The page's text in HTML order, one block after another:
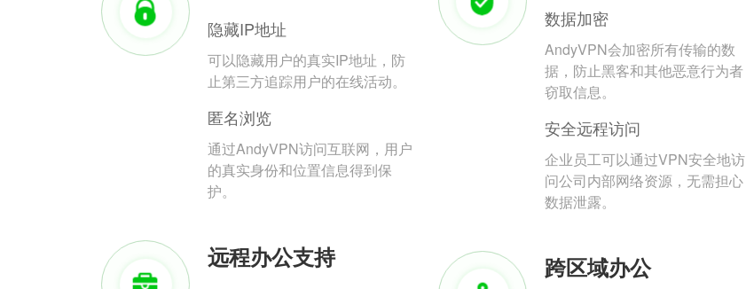
隐藏IP地址
可以隐藏用户的真实IP地址，防
止第三方追踪用户的在线活动。
匿名浏览
通过AndyVPN访问互联网，用户
的真实身份和位置信息得到保
护。
数据加密
AndyVPN会加密所有传输的数
据，防止黑客和其他恶意行为者
窃取信息。
安全远程访问
企业员工可以通过VPN安全地访
问公司内部网络资源，无需担心
数据泄露。
远程办公支持 跨区域办公